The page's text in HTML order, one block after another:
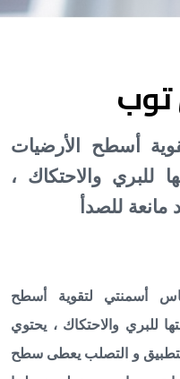
توب
أسطح الأرضيات
للبري والاحتكاك ،
مانعة للصدأ
أسمنتي لتقوية أسطح
للبري والاحتكاك ، يحتوي
و التصلب يعطى سطح